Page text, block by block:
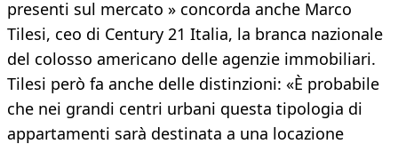
presenti sul mercato » concorda anche Marco
Tilesi, ceo di Century 21 Italia, la branca nazionale
del colosso americano delle agenzie immobiliari.
Tilesi però fa anche delle distinzioni: «È probabile
che nei grandi centri urbani questa tipologia di
appartamenti sarà destinata a una locazione